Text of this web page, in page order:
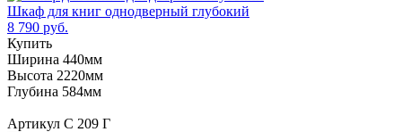
Шкаф для книг однодверный глубокий
8 790 руб.
Купить
Ширина 440мм
Высота 2220мм
Глубина 584мм
Артикул С 209 Г